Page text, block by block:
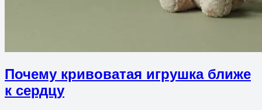
Почему кривоватая игрушка ближе
к сердцу